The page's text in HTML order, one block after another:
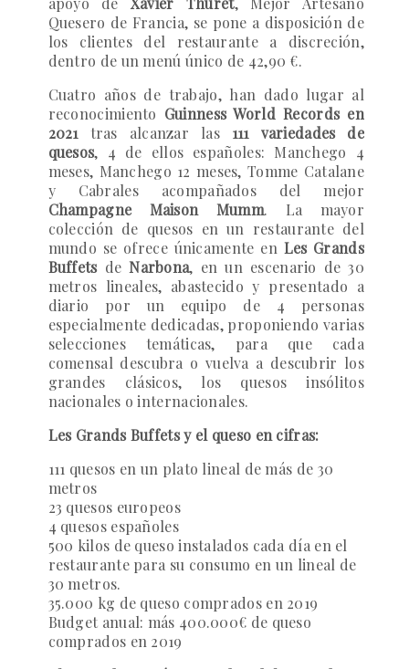
Quesero de Francia, se pone a disposición de
los clientes del restaurante a discreción,
dentro de un menú único de 42,90 €.
Cuatro años de trabajo, han dado lugar al
reconocimiento Guinness World Records en
2021 tras alcanzar las 111 variedades de
quesos, 4 de ellos españoles: Manchego 4
meses, Manchego 12 meses, Tomme Catalane
y Cabrales acompañados del mejor
Champagne Maison Mumm. La mayor
colección de quesos en un restaurante del
mundo se ofrece únicamente en Les Grands
Buffets deNarbona, en un escenario de 30
metros lineales, abastecido y presentado a
diario por un equipo de 4 personas
especialmente dedicadas, proponiendo varias
selecciones temáticas, para que cada
comensal descubra o vuelva a descubrir los
grandes clásicos, los quesos insólitos
nacionales o internacionales.
Les Grands Buffets y el queso en cifras:
111 quesos en un plato lineal de más de 30
metros
23 quesos europeos
4 quesos españoles
500 kilos de queso instalados cada día en el
restaurante para su consumo en un lineal de
30 metros.
35.000 kg de queso comprados en 2019
Budget anual: más 400.000€ de queso
comprados en 2019